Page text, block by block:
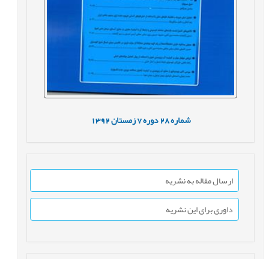
شماره28 دوره7 زمستان1392
ارسال مقاله به نشریه
داوری برای این نشریه